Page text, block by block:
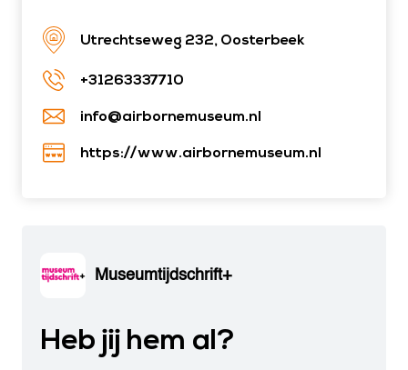
Utrechtseweg 232, Oosterbeek
+31263337710
info@airbornemuseum.nl
https://www.airbornemuseum.nl
Museumtijdschrift+
Heb jij hem al?